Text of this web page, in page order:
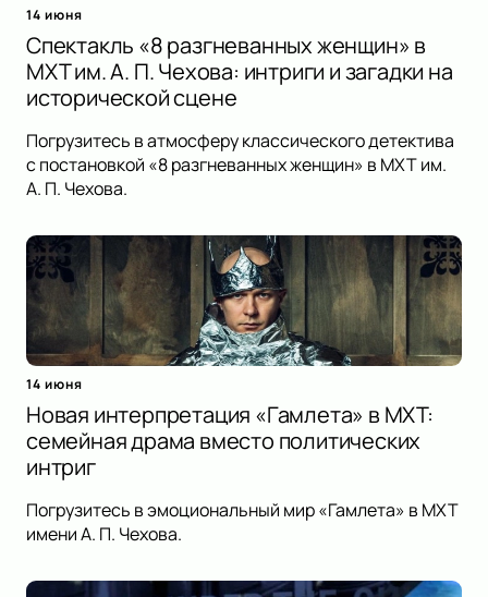
14 июня
Спектакль «8 разгневанных женщин» в
МХТ им. А. П. Чехова: интриги и загадки на
исторической сцене
Погрузитесь в атмосферу классического детектива
с постановкой «8 разгневанных женщин» в МХТ им.
А. П. Чехова.
14 июня
Новая интерпретация «Гамлета» в МХТ:
семейная драма вместо политических
интриг
Погрузитесь в эмоциональный мир «Гамлета» в МХТ
имени А. П. Чехова.